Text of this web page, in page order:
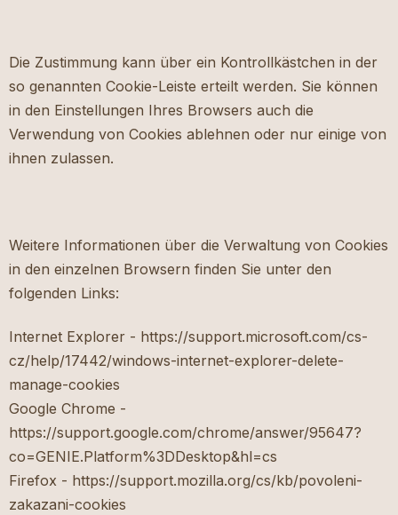
Die Zustimmung kann über ein Kontrollkästchen in der
so genannten Cookie-Leiste erteilt werden. Sie können
in den Einstellungen Ihres Browsers auch die
Verwendung von Cookies ablehnen oder nur einige von
ihnen zulassen.
Weitere Informationen über die Verwaltung von Cookies
in den einzelnen Browsern finden Sie unter den
folgenden Links:
Internet Explorer - https://support.microsoft.com/cs-
cz/help/17442/windows-internet-explorer-delete-
manage-cookies
Google Chrome -
https://support.google.com/chrome/answer/95647?
co=GENIE.Platform%3DDesktop&hl=cs
Firefox - https://support.mozilla.org/cs/kb/povoleni-
zakazani-cookies